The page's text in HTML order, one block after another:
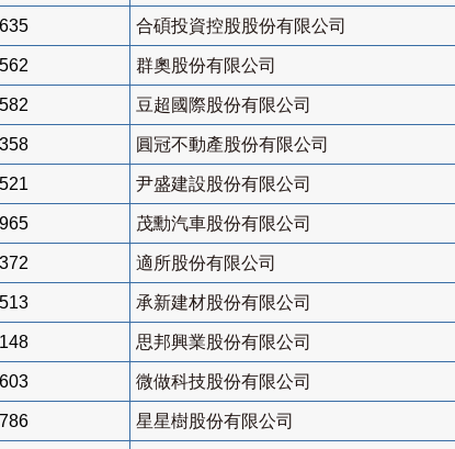
合碩投資控股股份有限公司
群奧股份有限公司
豆超國際股份有限公司
圓冠不動產股份有限公司
尹盛建設股份有限公司
茂勳汽車股份有限公司
適所股份有限公司
承新建材股份有限公司
思邦興業股份有限公司
微做科技股份有限公司
星星樹股份有限公司